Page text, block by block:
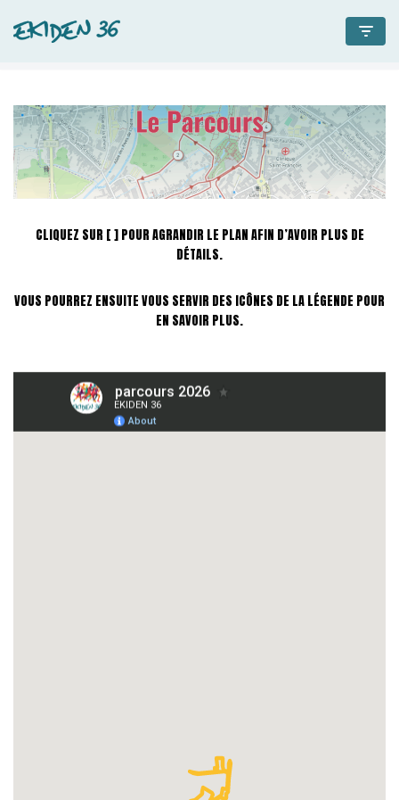
CLIQUEZ SUR [ ] POUR AGRANDIR LE PLAN AFIN D’AVOIR PLUS DE
DÉTAILS.
VOUS POURREZ ENSUITE VOUS SERVIR DES ICÔNES DE LA LÉGENDE POUR
EN SAVOIR PLUS.